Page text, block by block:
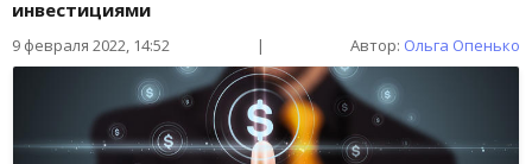
инвестициями
9 февраля 2022, 14:52 | Автор: Ольга Опенько